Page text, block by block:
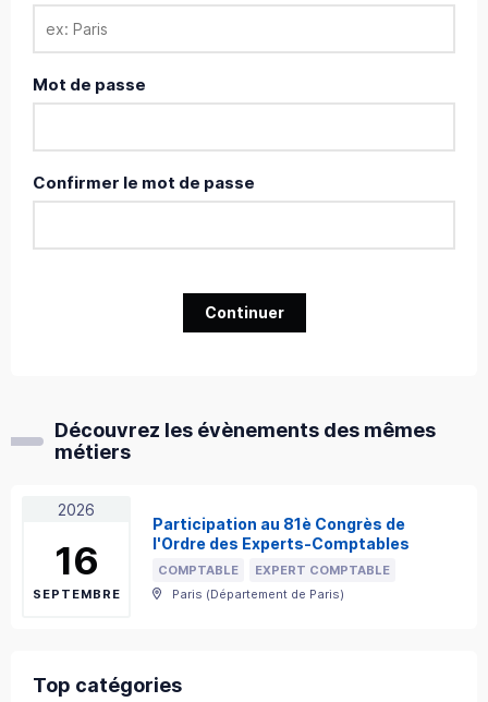
Mot de passe
Confirmer le mot de passe
Continuer
Découvrez les évènements des mêmes
métiers
2026
16
SEPTEMBRE
Participation au 81è Congrès de
l'Ordre des Experts-Comptables
COMPTABLE
EXPERT COMPTABLE
Paris (Département de Paris)
Top catégories